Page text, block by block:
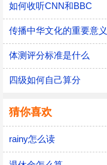
如何收听CNN和BBC
传播中华文化的重要意义
体测评分标准是什么
四级如何自己算分
猜你喜欢
rainy怎么读